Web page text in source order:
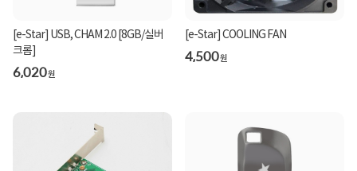
[e-Star] USB, CHAM 2.0 [8GB/실버
크롬]
6,020원
[e-Star] COOLING FAN
4,500원